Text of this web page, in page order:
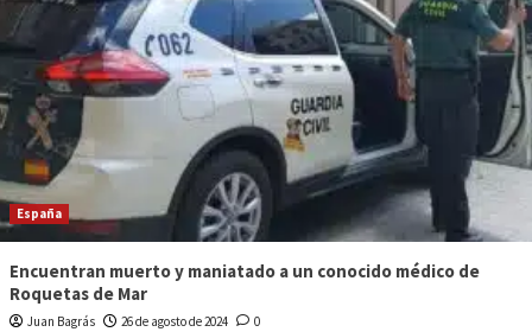
España
Encuentran muerto y maniatado a un conocido médico de
Roquetas de Mar
Juan Bagrás 26 de agosto de 2024 0